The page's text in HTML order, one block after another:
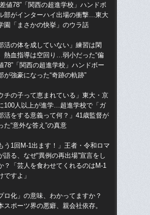
値78”「関西の超進学校」ハンドボ
部がインターハイ出場の衝撃…東大
園「まさかの快挙」のウラ話
活の体を成していない」練習は閑
熱血指導は空回り…弱小だった“偏
78”「関西の超進学校」ハンドボー
が強豪になった“奇跡の軌跡”
チの子って恵まれている」東大・京
100人以上が進学…超進学校で「ガ
活をする意義って何？」41歳監督が
た“意外な答え”の真意
う1回M-1出ます！」王者・令和ロマ
語る、なぜ“異例の再出場”宣言をし
？「芸人を食わせてくれるのはM-1
ですよ」
ロ化」の意味、わかってますか？
スポーツ界の悪癖、親会社依存。